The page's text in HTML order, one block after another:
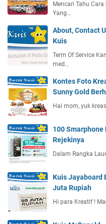
Mencari Tahu
Yang…
About, Contact
Kuis
Term Of Service
med…
Kontes Foto
Sunny Gold
Hai mom, yuk
100 Smarphone
Rejekinya
Dalam Rangka
Kuis Jayaboard
Juta Rupiah
Hi para Kreatif !